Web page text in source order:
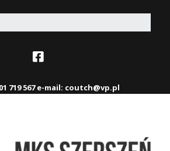
719 567 e-mail: coutch@vp.pl